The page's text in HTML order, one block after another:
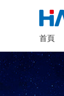
首頁